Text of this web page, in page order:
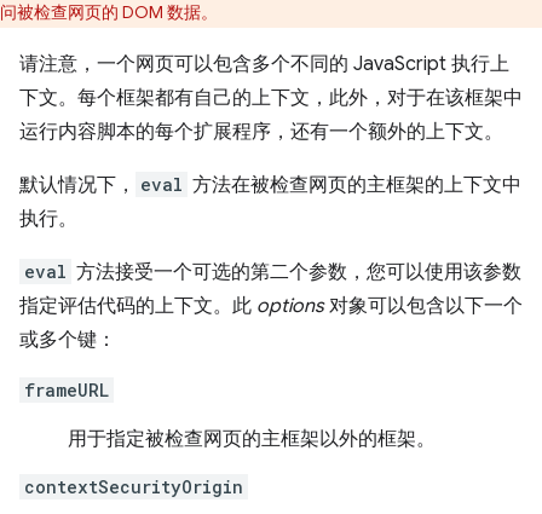
问被检查网页的 DOM 数据。
请注意，一个网页可以包含多个不同的 JavaScript 执行上
下文。每个框架都有自己的上下文，此外，对于在该框架中
运行内容脚本的每个扩展程序，还有一个额外的上下文。
默认情况下， eval 方法在被检查网页的主框架的上下文中
执行。
eval 方法接受一个可选的第二个参数，您可以使用该参数
指定评估代码的上下文。此 options对象可以包含以下一个
或多个键：
frameURL
用于指定被检查网页的主框架以外的框架。
contextSecurityOrigin